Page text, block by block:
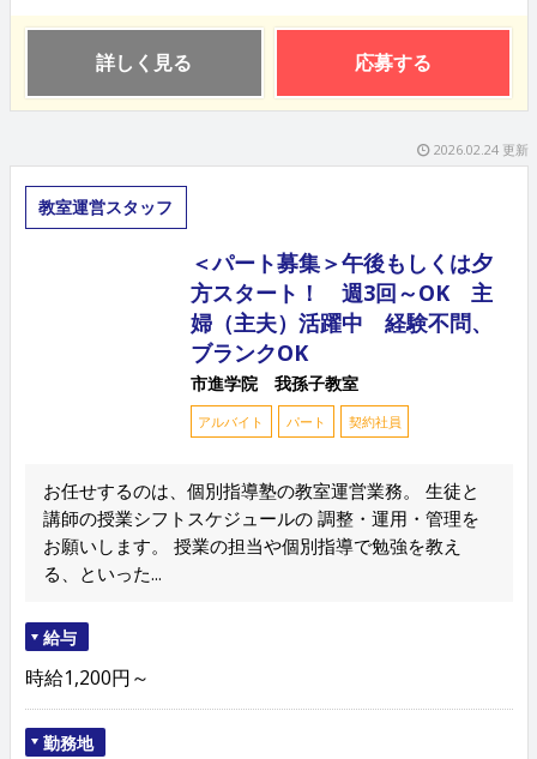
詳しく見る 応募する
2026.02.24 更新
教室運営スタッフ
＜パート募集＞午後もしくは夕
方スタート！ 週3回～OK 主
婦（主夫）活躍中 経験不問、
ブランクOK
市進学院 我孫子教室
アルバイト パート 契約社員
お任せするのは、個別指導塾の教室運営業務。 生徒と
講師の授業シフトスケジュールの 調整・運用・管理を
お願いします。 授業の担当や個別指導で勉強を教え
る、といった...
給与
時給1,200円～
勤務地